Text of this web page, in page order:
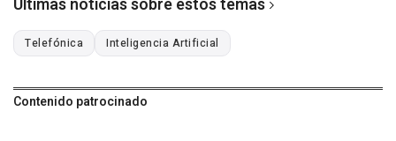
Últimas noticias sobre estos temas
Telefónica Inteligencia Artificial
Contenido patrocinado